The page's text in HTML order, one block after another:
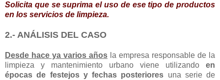
Solicita que se suprima el uso de ese tipo de productos
en los servicios de limpieza.
2.- ANÁLISIS DEL CASO
Desde hace ya varios años la empresa responsable de la
limpieza y mantenimiento urbano viene utilizando en
épocas de festejos y fechas posteriores una serie de